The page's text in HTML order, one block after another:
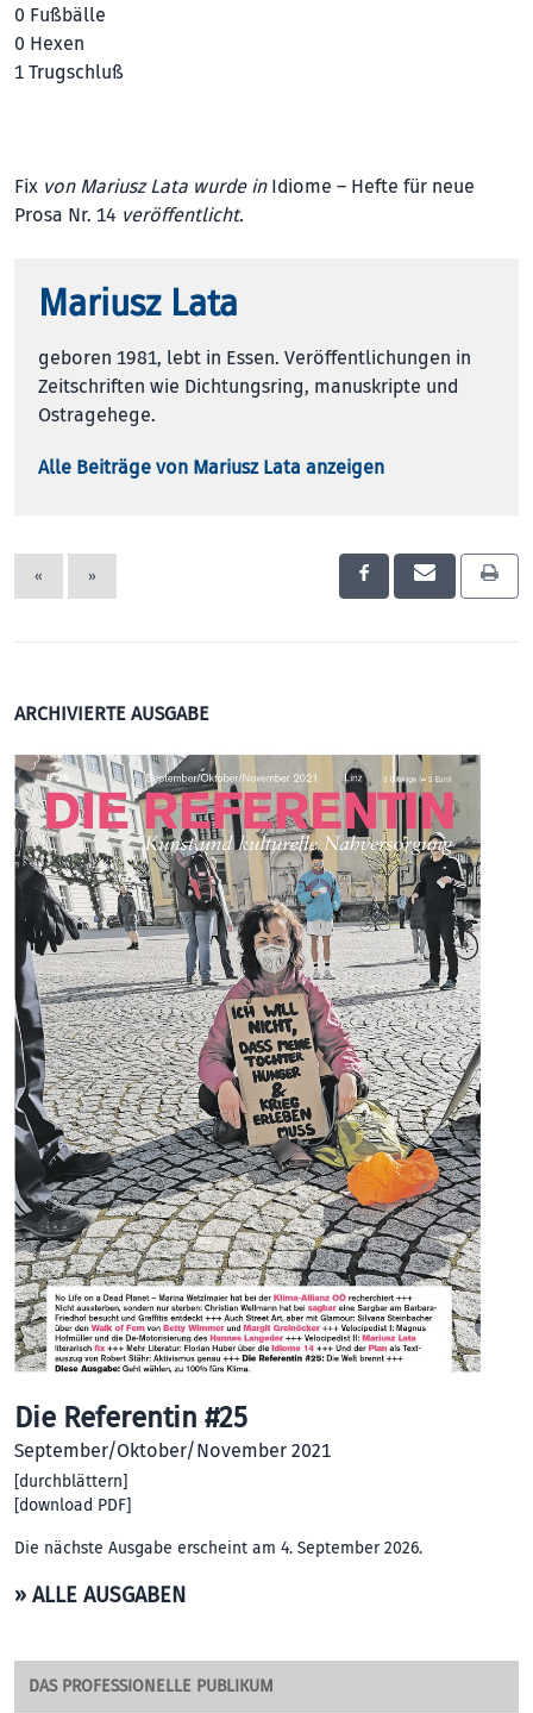
0 Fußbälle
0 Hexen
1 Trugschluß
Fix von Mariusz Lata wurde in Idiome – Hefte für neue
Prosa Nr. 14 veröffentlicht.
Mariusz Lata
geboren 1981, lebt in Essen. Veröffentlichungen in
Zeitschriften wie Dichtungsring, manuskripte und
Ostragehege.
Alle Beiträge von Mariusz Lata anzeigen
« »
ARCHIVIERTE AUSGABE
Die Referentin #25
September/Oktober/November 2021
[durchblättern]
[download PDF]
Die nächste Ausgabe erscheint am 4. September 2026.
» ALLE AUSGABEN
DAS PROFESSIONELLE PUBLIKUM